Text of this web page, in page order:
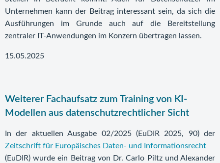
Unternehmen kann der Beitrag interessant sein, da sich die
Ausführungen im Grunde auch auf die Bereitstellung
zentraler IT-Anwendungen im Konzern übertragen lassen.
15.05.2025
Weiterer Fachaufsatz zum Training von KI-
Modellen aus datenschutzrechtlicher Sicht
In der aktuellen Ausgabe 02/2025 (EuDIR 2025, 90) der
Zeitschrift für Europäisches Daten- und Informationsrecht
(EuDIR) wurde ein Beitrag von Dr. Carlo Piltz und Alexander